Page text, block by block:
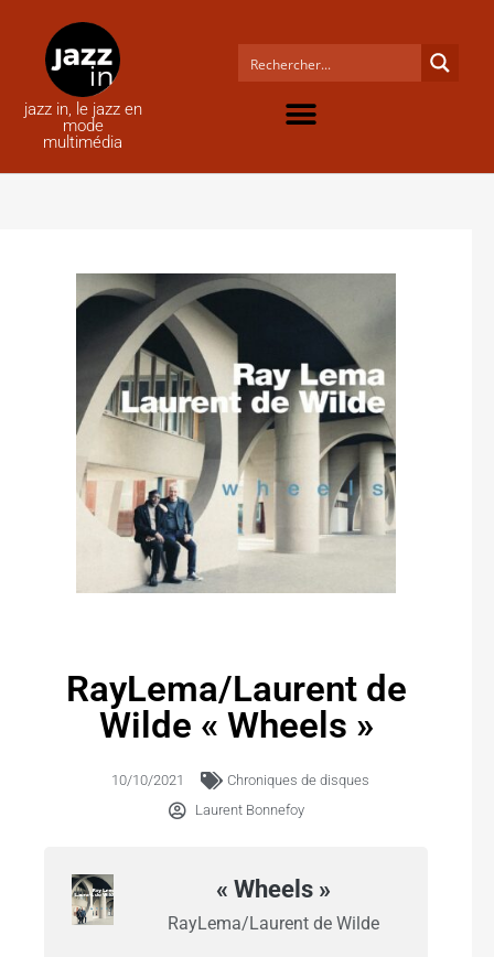
jazz in, le jazz en
mode
multimédia
RayLema/Laurent de
Wilde « Wheels »
10/10/2021
Chroniques de disques
Laurent Bonnefoy
« Wheels »
RayLema/Laurent de Wilde